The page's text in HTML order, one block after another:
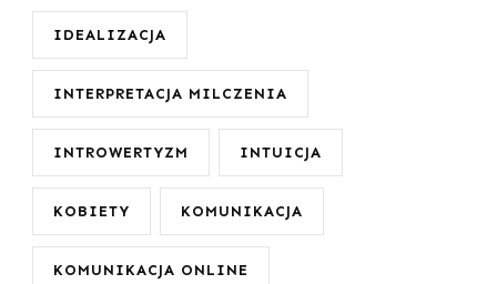
IDEALIZACJA
INTERPRETACJA MILCZENIA
INTROWERTYZM INTUICJA
KOBIETY KOMUNIKACJA
KOMUNIKACJA ONLINE